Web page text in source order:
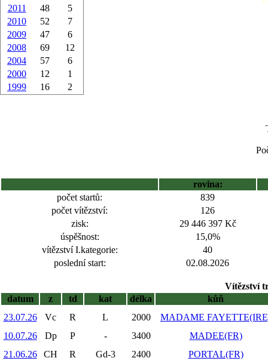
2011
48
5
2010
52
7
2009
47
6
2008
69
12
2004
57
6
2000
12
1
1999
16 2
rovina:
počet startů:
839
počet vítězství:
126
zisk:
29 446 397 Kč
úspěšnost:
15,0%
vítězství I.kategorie:
40
poslední start:
02.08.2026
Vítězství
datum
z td kat délka
kůň
23.07.26
Vc R L 2000
MADAME
10.07.26
Dp P - 3400
MADEE(FR)
21.06.26
CH R Gd-3 2400
PORTAL(FR)